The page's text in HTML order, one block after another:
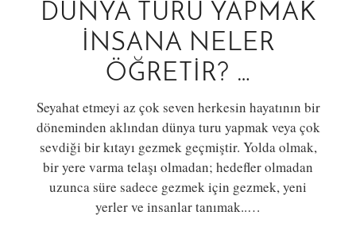
DÜNYA TURU YAPMAK
İNSANA NELER
ÖĞRETIR? …
Seyahat etmeyi az çok seven herkesin hayatının bir
döneminden aklından dünya turu yapmak veya çok
sevdiği bir kıtayı gezmek geçmiştir. Yolda olmak,
bir yere varma telaşı olmadan; hedefler olmadan
uzunca süre sadece gezmek için gezmek, yeni
yerler ve insanlar tanımak..…